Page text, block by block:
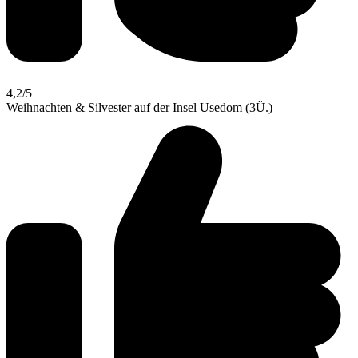
4,2/5
Weihnachten & Silvester auf der Insel Usedom (3Ü.)